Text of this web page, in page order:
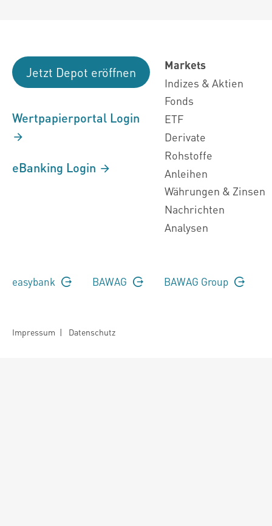
Jetzt Depot eröffnen
Wertpapierportal Login
eBanking Login
Markets
Indizes & Aktien
Fonds
ETF
Derivate
Rohstoffe
Anleihen
Währungen & Zinsen
Nachrichten
Analysen
easybank BAWAG BAWAG Group
Impressum | Datenschutz